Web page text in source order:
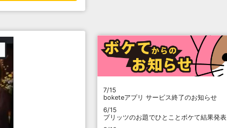
7/15
boketeアプリ サービス終了のお知らせ
6/15
プリッツのお題でひとことボケて結果発表